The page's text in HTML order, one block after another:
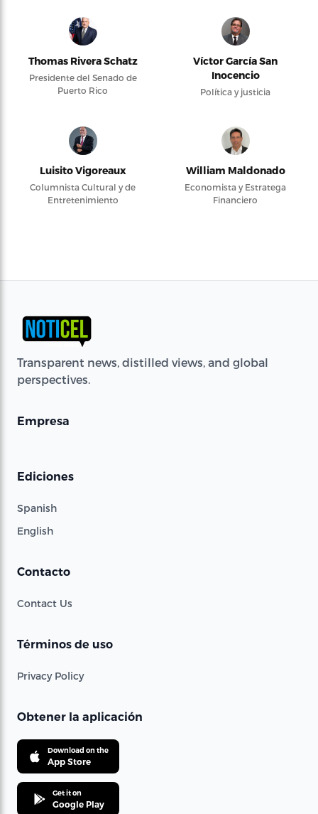
Thomas Rivera Schatz
Presidente del Senado de
Puerto Rico
Víctor García San
Inocencio
Política y justicia
Luisito Vigoreaux
Columnista Cultural y de
Entretenimiento
William Maldonado
Economista y Estratega
Financiero
Transparent news, distilled views, and global
perspectives.
Empresa
Ediciones
Spanish
English
Contacto
Contact Us
Términos de uso
Privacy Policy
Obtener la aplicación
Download on the
App Store
Get it on
Google Play